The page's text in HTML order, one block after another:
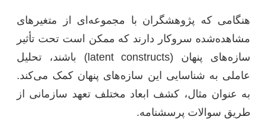
هنگامی که پژوهشگران با مجموعه‌ای از متغیرهای
مشاهده‌شده سروکار دارند که ممکن است تحت تأثیر
سازه‌های پنهان (latent constructs) باشند، تحلیل
عاملی به شناسایی این سازه‌های پنهان کمک می‌کند.
به عنوان مثال، کشف ابعاد مختلف تعهد سازمانی از
طریق سوالات پرسشنامه.